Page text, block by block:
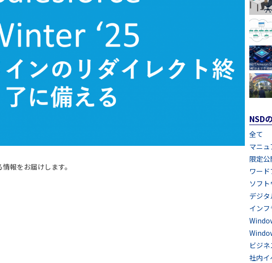
報をお届けします。
NSD
全て
マニ
限定公
ワー
ソフ
デジ
イン
ビジネ
社内イ